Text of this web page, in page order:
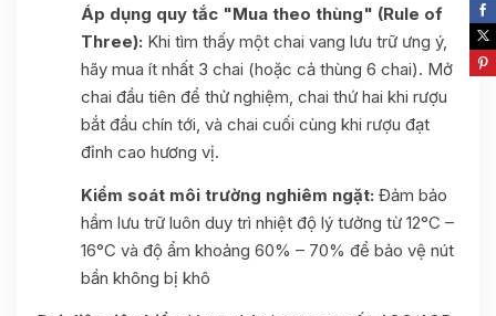
Áp dụng quy tắc "Mua theo thùng" (Rule of
Three): Khi tìm thấy một chai vang lưu trữ ưng ý,
hãy mua ít nhất 3 chai (hoặc cả thùng 6 chai). Mở
chai đầu tiên để thử nghiệm, chai thứ hai khi rượu
bắt đầu chín tới, và chai cuối cùng khi rượu đạt
đỉnh cao hương vị.
Kiểm soát môi trường nghiêm ngặt: Đảm bảo
hầm lưu trữ luôn duy trì nhiệt độ lý tưởng từ 12°C –
16°C và độ ẩm khoảng 60% – 70% để bảo vệ nút
bần không bị khô